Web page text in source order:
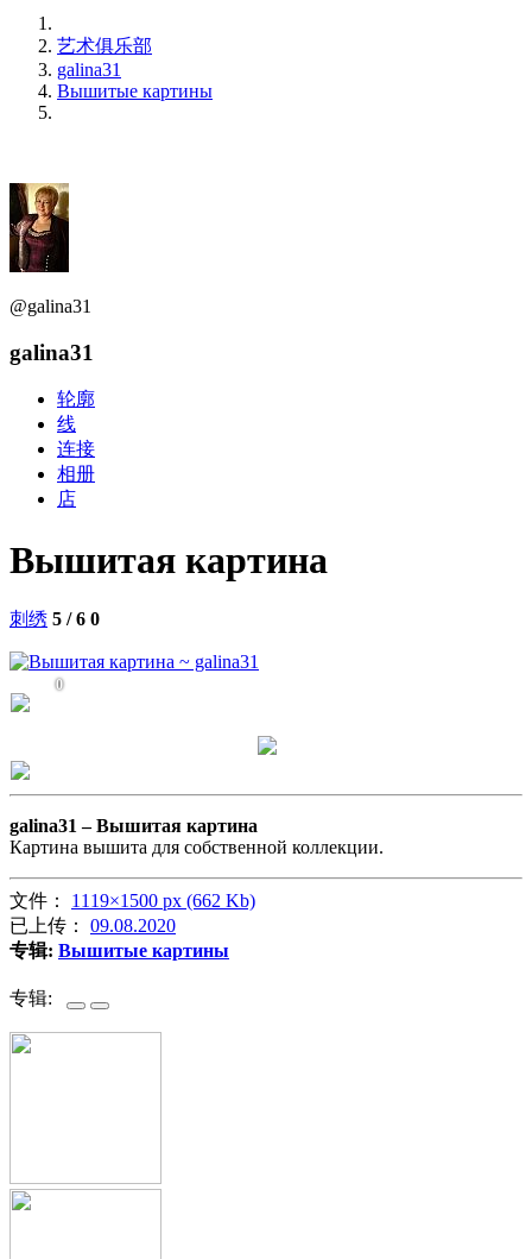
艺术俱乐部
galina31
Вышитые картины
@galina31
galina31
轮廓
线
连接
相册
店
Вышитая картина
刺绣 5 / 6 0
0
galina31 –Вышитая картина
Картина вышита для собственной коллекции.
文件： 1119×1500 px (662 Kb)
已上传： 09.08.2020
专辑: Вышитые картины
专辑: